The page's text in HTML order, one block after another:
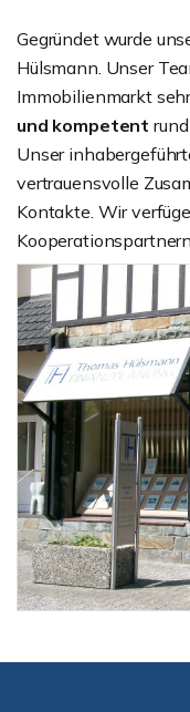
Gegründet wurde
Hülsmann. Unser
Immobilienmarkt
und kompetent
Unser
vertrauensvolle
Kontakte. Wir